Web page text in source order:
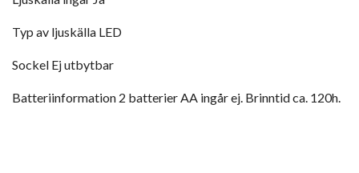
Typ av ljuskälla LED
Sockel Ej utbytbar
Batteriinformation 2 batterier AA ingår ej. Brinntid ca. 120h.